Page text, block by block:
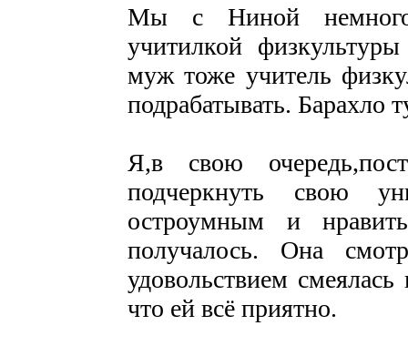
Мы с Ниной немного
учитилкой
муж тоже учитель
подрабатывать. Барахло
Я,в свою
подчеркнуть свою
остроумным и
получалось. Она
удовольствием
что ей всё приятно.